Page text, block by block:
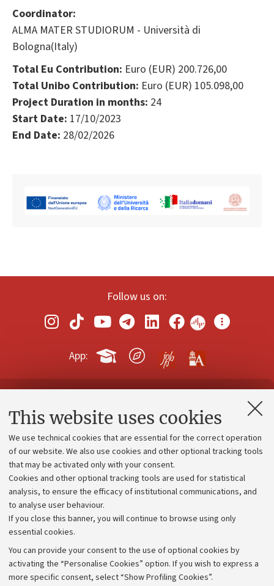
This website uses cookies
We use technical cookies that are essential for the correct operation
of our website. We also use cookies and other optional tracking tools
that may be activated only with your consent.
Cookies and other optional tracking tools are used for statistical
analysis, to ensure the efficacy of institutional communications, and
to analyse user behaviour.
If you close this banner, you will continue to browse using only
essential cookies.
You can provide your consent to the use of optional cookies by
activating the “Personalise Cookies” option. If you wish to express a
more specific consent, select “Show Profiling Cookies”.
Coordinator:
ALMA MATER STUDIORUM - Università di
Bologna(Italy)
Total Eu Contribution: Euro (EUR) 200.726,00
Total Unibo Contribution: Euro (EUR) 105.098,00
Project Duration in months: 24
Start Date: 17/10/2023
End Date: 28/02/2026
Follow us on:
App:
Contacts and certified e-mail (PEC)
Administrative divisions
Work with us
Alumni community
Strategic plan
University budgets
Calls and competitions
Transparent administration